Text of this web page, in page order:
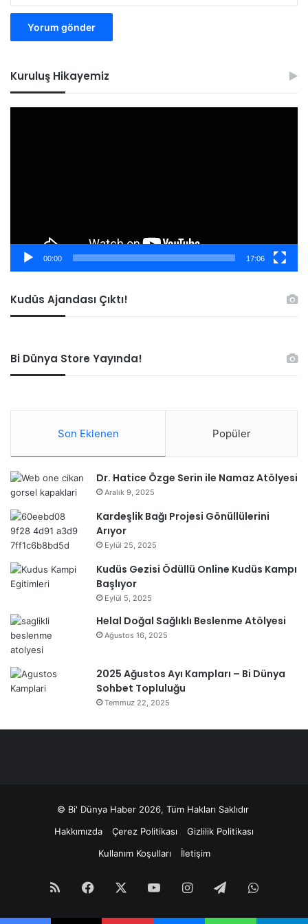
Kuruluş Hikayemiz
00:00 17:06
Kudüs Ajandası Çıktı!
Bi Dünya Store Yayında!
Son Eklenen Popüler
Dr. Hatice Özge Serin ile Namaz Atölyesi
Aralık 9, 2025
Kardeşlik Bağı Projesi Gönüllülerini
Arıyor
Eylül 25, 2025
Kudüs Gezisi Ödüllü Online Kudüs Kampı
Başlıyor
Eylül 5, 2025
Helal Doğal Sağlıklı Beslenme Atölyesi
Ağustos 16, 2025
2025 Ağustos Ayı Kampları – Bi Dünya
Sohbet Topluluğu
Temmuz 22, 2025
© Bi' Dünya Haber 2026, Tüm Hakları Saklıdır
Hakkımızda
Çerez Politikası
Gizlilik Politikası
Kullanım Koşulları
İletişim
RSS Facebook YouTubeInstagram
Telegram